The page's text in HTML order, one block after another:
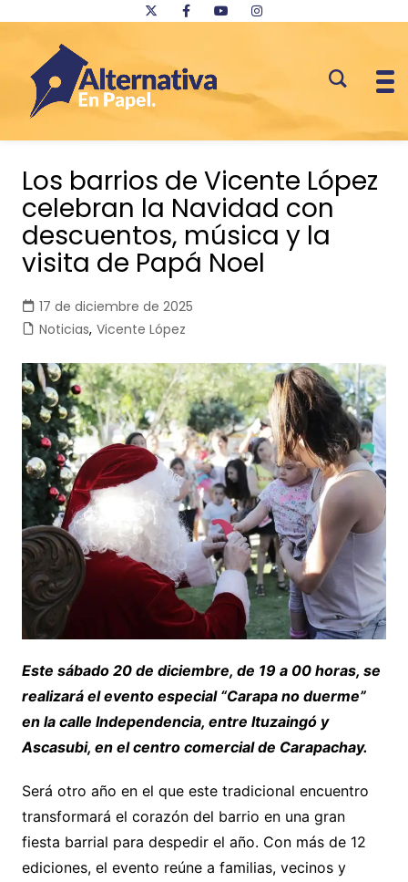
contenido
Los barrios de Vicente López
celebran la Navidad con
descuentos, música y la
visita de Papá Noel
17 de diciembre de 2025
Noticias, Vicente López
Este sábado 20 de diciembre, de 19 a 00 horas, se
realizará el evento especial “Carapa no duerme”
en la calle Independencia, entre Ituzaingó y
Ascasubi, en el centro comercial de Carapachay.
Será otro año en el que este tradicional encuentro
transformará el corazón del barrio en una gran
fiesta barrial para despedir el año. Con más de 12
ediciones, el evento reúne a familias, vecinos y